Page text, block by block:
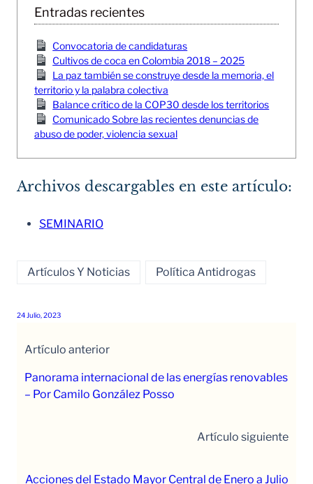
Entradas recientes
Convocatoria de candidaturas
Cultivos de coca en Colombia 2018 – 2025
La paz también se construye desde la memoria, el
territorio y la palabra colectiva
Balance crítico de la COP30 desde los territorios
Comunicado Sobre las recientes denuncias de
abuso de poder, violencia sexual
Archivos descargables en este artículo:
SEMINARIO
Artículos Y Noticias Política Antidrogas
24 Julio, 2023
Artículo anterior
Panorama internacional de las energías renovables
– Por Camilo González Posso
Artículo siguiente
Acciones del Estado Mayor Central de Enero a Julio